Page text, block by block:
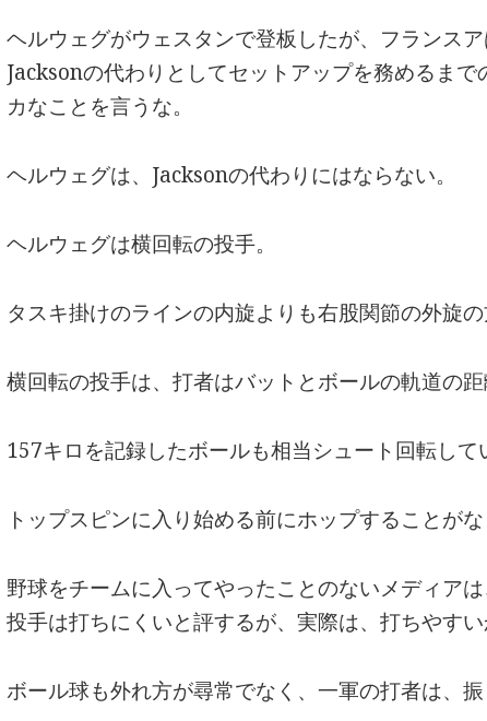
ヘルウェグがウェスタンで登板したが、フランス
Jacksonの代わりとしてセットアップを務めるま
カなことを言うな。
ヘルウェグは、Jacksonの代わりにはならない。
ヘルウェグは横回転の投手。
タスキ掛けのラインの内旋よりも右股関節の外旋の
横回転の投手は、打者はバットとボールの軌道の距
157キロを記録したボールも相当シュート回転して
トップスピンに入り始める前にホップすることがな
野球をチームに入ってやったことのないメディア
投手は打ちにくいと評するが、実際は、打ちやすい
ボール球も外れ方が尋常でなく、一軍の打者は、振